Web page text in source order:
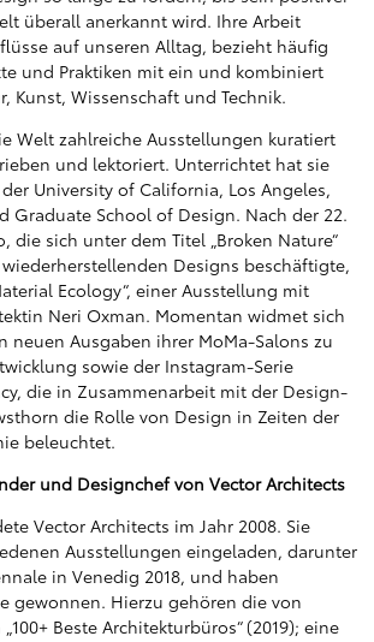
überall anerkannt wird. Ihre Arbeit
auf unseren Alltag, bezieht häufig
und Praktiken mit ein und kombiniert
Kunst, Wissenschaft und Technik.
Welt zahlreiche Ausstellungen kuratiert
und lektoriert. Unterrichtet hat sie
University of California, Los Angeles,
Graduate School of Design. Nach der 22.
die sich unter dem Titel „Broken Nature“
Designs beschäftigte,
Ecology“, einer Ausstellung mit
Neri Oxman. Momentan widmet sich
neuen Ausgaben ihrer MoMa-Salons zu
sowie der Instagram-Serie
die in Zusammenarbeit mit der Design-
die Rolle von Design in Zeiten der
beleuchtet.
und Designchef von Vector Architects
Vector Architects im Jahr 2008. Sie
Ausstellungen eingeladen, darunter
in Venedig 2018, und haben
gewonnen. Hierzu gehören die von
Beste Architekturbüros“ (2019); eine